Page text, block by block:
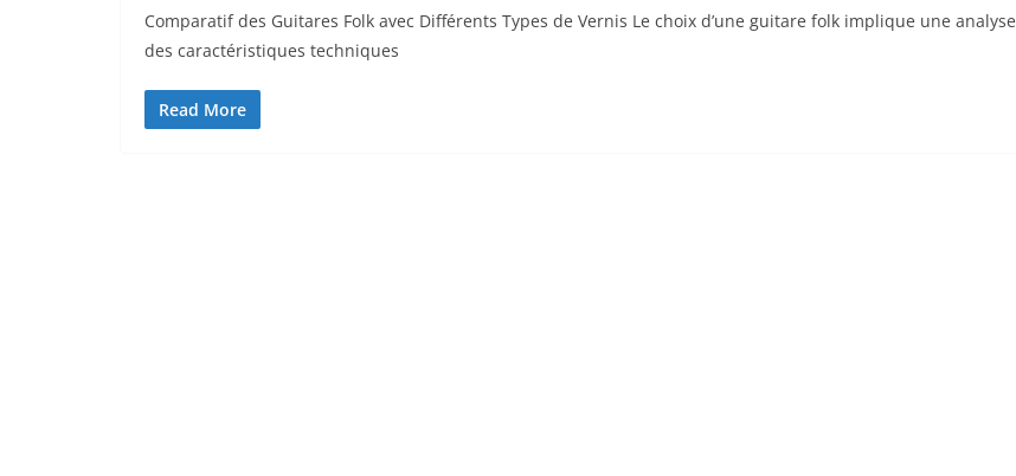
Comparatif des Guitares⁢ Folk⁢ avec Différents Types⁣ de Vernis Le choix d’une guitare folk implique ‌une analyse
des caractéristiques‍ techniques
Read More